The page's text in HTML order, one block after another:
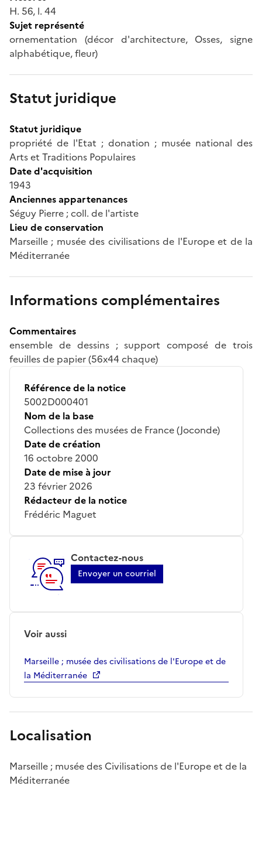
H. 56, l. 44
Sujet représenté
ornementation (décor d'architecture, Osses, signe
alphabétique, fleur)
Statut juridique
Statut juridique
propriété de l'Etat ; donation ; musée national des
Arts et Traditions Populaires
Date d'acquisition
1943
Anciennes appartenances
Séguy Pierre ; coll. de l'artiste
Lieu de conservation
Marseille ; musée des civilisations de l'Europe et de la
Méditerranée
Informations complémentaires
Commentaires
ensemble de dessins ; support composé de trois
feuilles de papier (56x44 chaque)
Référence de la notice
5002D000401
Nom de la base
Collections des musées de France (Joconde)
Date de création
16 octobre 2000
Date de mise à jour
23 février 2026
Rédacteur de la notice
Frédéric Maguet
Contactez-nous
Envoyer un courriel
Voir aussi
Marseille ; musée des civilisations de l'Europe et de
la Méditerranée
Localisation
Marseille ; musée des Civilisations de l'Europe et de la
Méditerranée